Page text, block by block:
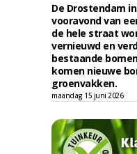
De Drostendam
vooravond van
de hele straat
vernieuwd en
bestaande
komen nieuwe
groenvakken.
maandag 15 juni 2026